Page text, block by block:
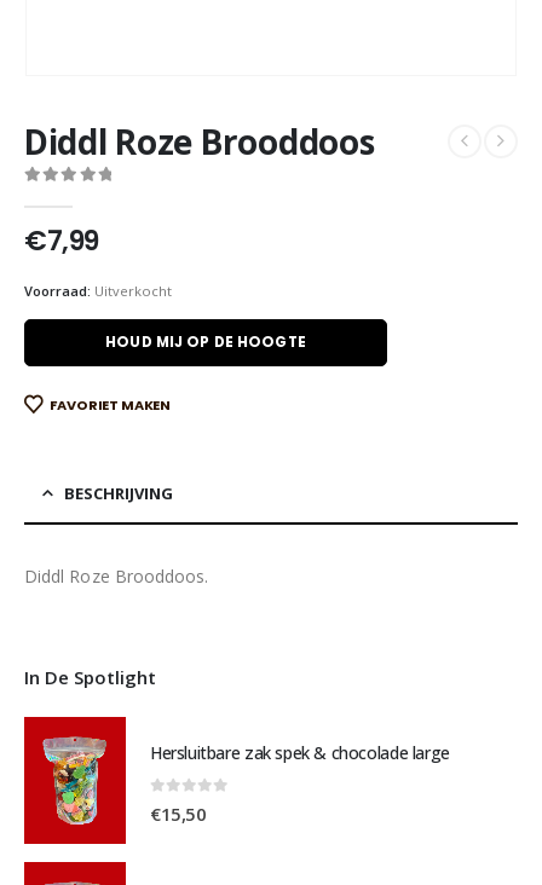
Diddl Roze Brooddoos
€7,99
Voorraad: Uitverkocht
HOUD MIJ OP DE HOOGTE
FAVORIET MAKEN
BESCHRIJVING
Diddl Roze Brooddoos.
In De Spotlight
Hersluitbare zak spek & chocolade large
€15,50